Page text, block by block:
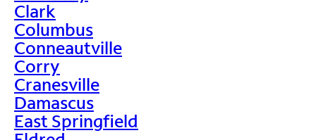
Clark
Columbus
Conneautville
Corry
Cranesville
Damascus
East Springfield